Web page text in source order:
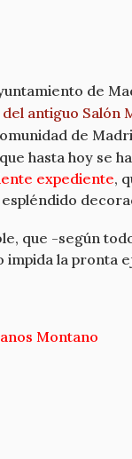
de
antiguo Salón
de
hasta hoy se
expediente,
que -según
impida la pronta
Montano